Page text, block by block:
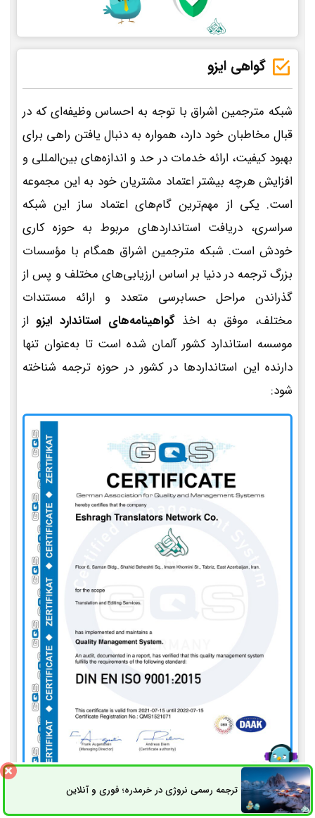
گواهی ایزو
شبکه مترجمین اشراق با توجه به احساس وظیفه‌ای که در
قبال مخاطبان خود دارد، همواره به دنبال یافتن راهی برای
بهبود کیفیت، ارائه خدمات در حد و اندازه‌های بین‌المللی و
افزایش هرچه بیشتر اعتماد مشتریان خود به این مجموعه
است. یکی از مهم‌ترین گام‌های اعتماد ساز این شبکه
سراسری، دریافت استانداردهای مربوط به حوزه کاری
خودش است. شبکه مترجمین اشراق همگام با مؤسسات
بزرگ ترجمه در دنیا بر اساس ارزیابی‌های مختلف و پس از
گذراندن مراحل حسابرسی متعدد و ارائه مستندات
مختلف، موفق به اخذ گواهینامه‌های استاندارد ایزو از
موسسه استاندارد کشور آلمان شده است تا به‌عنوان تنها
دارنده این استانداردها در کشور در حوزه ترجمه شناخته
شود:
ترجمه رسمی نروژی در خرمدره؛ فوری و آنلاینثبت سفارش راه های ارتباطی